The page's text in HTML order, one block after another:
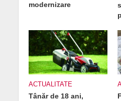
modernizare
ACTUALITATE
Tânăr de 18 ani,